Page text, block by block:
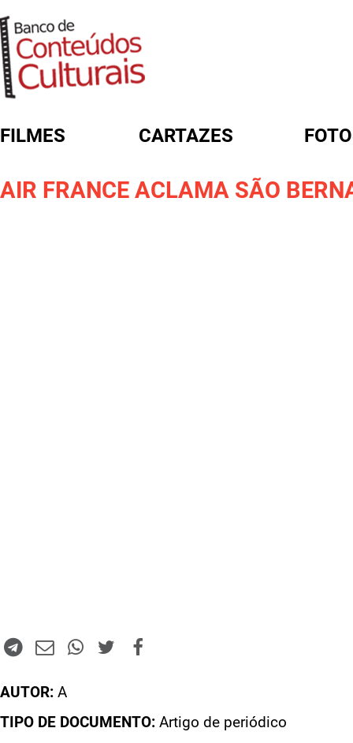
FILMES CARTAZES
AIR FRANCE ACLAMA SÃO
AUTOR: A
TIPO DE DOCUMENTO: Artigo de periódico
FORMULÁRIO DE BUSCA